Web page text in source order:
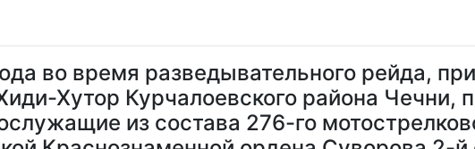
во время разведывательного рейда,
Хутор Курчалоевского района Чечни,
из состава 276-го